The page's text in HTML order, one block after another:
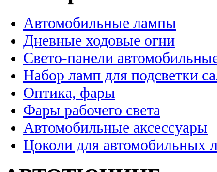
Автомобильные лампы
Дневные ходовые огни
Свето-панели
Набор ламп для подсветки
Оптика, фары
Фары рабочего света
Автомобильные аксессуары
Цоколи для автомобильных